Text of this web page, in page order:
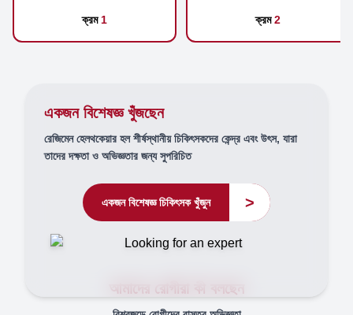
ক্রম 1 ক্রম2
একজন বিশেষজ্ঞ খুঁজছেন
রেজিমেন হেলথকেয়ার হল শীর্ষস্থানীয় চিকিৎসকদের কেন্দ্র এবং উৎস, যারা
তাদের দক্ষতা ও অভিজ্ঞতার জন্য সুপরিচিত
একজন বিশেষজ্ঞ চিকিৎসক খুঁজুন >
আমাদের রোগীরা কী বলছেন